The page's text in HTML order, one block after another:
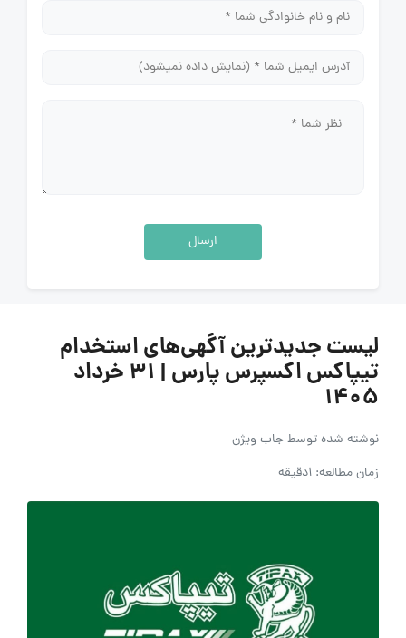
ارسال
لیست جدیدترین آگهی‌های استخدام
تیپاکس اکسپرس پارس | ۳۱ خرداد
۱۴۰۵
نوشته شده توسطجاب ویژن
زمان مطالعه: 1دقیقه